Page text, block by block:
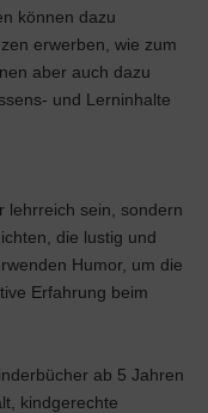
können dazu
erwerben, wie zum
aber auch dazu
und Lerninhalte
lehrreich sein, sondern
die lustig und
Humor, um die
Erfahrung beim
ab 5 Jahren
kindgerechte